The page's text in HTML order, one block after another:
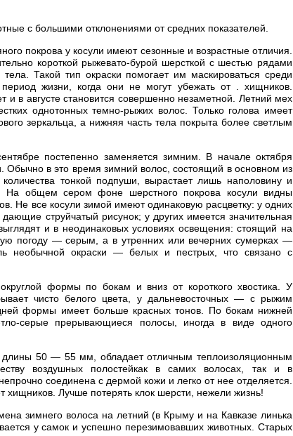
с большими отклонениями от средних показателей.
покрова у косули имеют сезонные и возрастные отличия.
короткой рыжевато-бурой шерсткой с шестью рядами
Такой тип окраски помогает им маскироваться среди
жизни, когда они не могут убежать от . хищников.
и в августе становится совершенно незаметной. Летний мех
однотонных темно-рыжих волос. Только голова имеет
зеркальца, а нижняя часть тела покрыта более светлым
постепенно заменяется зимним. В начале октября
в это время зимний волос, состоящий в основном из
тонкой подпуши, вырастает лишь наполовину и
На общем сером фоне шерстного покрова косули видны
Не все косули зимой имеют одинаковую расцветку: у одних
струйчатый рисунок; у других имеется значительная
и в неодинаковых условиях освещения: стоящий на
погоду — серым, а в утренних или вечерних сумерках —
необычной окраски — белых и пестрых, что связано с
формы по бокам и вниз от короткого хвостика. У
чисто белого цвета, у дальневосточных — с рыжим
формы имеет больше красных тонов. По бокам нижней
серые прерывающиеся полосы, иногда в виде одного
50 — 55 мм, обладает отличным теплоизоляционным
воздушных полостейкак в самих волосах, так и в
соединена с дермой кожи и легко от нее отделяется.
хищников. Лучше потерять клок шерсти, нежели жизнь!
зимнего волоса на летний (в Крыму и на Кавказе линька
у самок и успешно перезимовавших животных. Старых